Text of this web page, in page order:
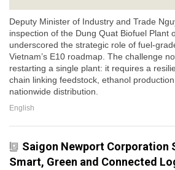
Deputy Minister of Industry and Trade
inspection of the Dung Quat Biofuel Plant
underscored the strategic role of fuel-
Vietnam’s E10 roadmap. The challenge
restarting a single plant: it requires a
chain linking feedstock, ethanol
nationwide distribution.
English
Saigon Newport Corporation
Smart, Green and Connected